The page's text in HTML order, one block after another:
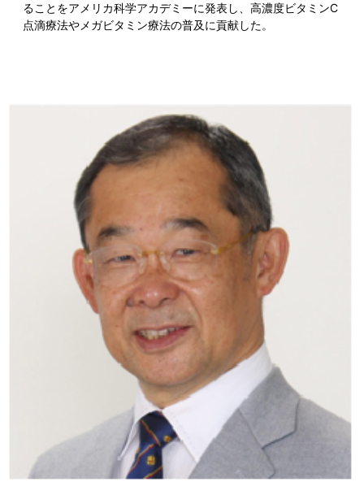
ることをアメリカ科学アカデミーに発表し、高濃度ビタミンC
点滴療法やメガビタミン療法の普及に貢献した。